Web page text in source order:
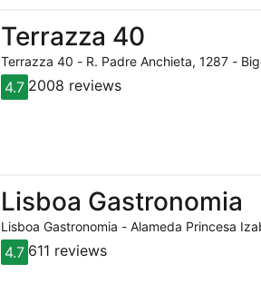
Terrazza 40
Terrazza 40 - R. Padre Anchieta, 1287 -
4.7 2008 reviews
Lisboa Gastronomia
Lisboa Gastronomia - Alameda Princesa
4.7 611 reviews